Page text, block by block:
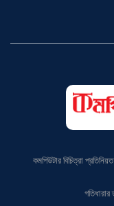
কমপিউটার বিচিত্রা